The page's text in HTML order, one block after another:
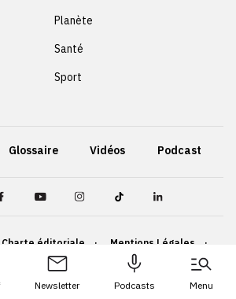
Newsletter Podcasts Menu
Planète
Santé
Sport
Glossaire Vidéos Podcast
Charte éditoriale
Mentions Légales
de confidentialité
Cookies
: non conforme
Plan du site